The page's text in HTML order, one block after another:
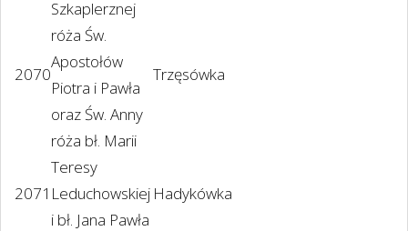
Szkaplerznej
2070
róża Św.
Apostołów
Piotra i Pawła
oraz Św. Anny
Trzęsówka
2071
róża bł. Marii
Teresy
Leduchowskiej
i bł. Jana Pawła
Hadykówka